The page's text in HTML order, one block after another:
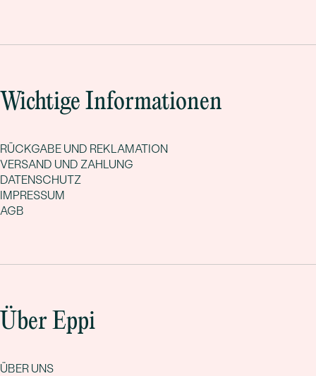
Wichtige Informationen
RÜCKGABE UND REKLAMATION
VERSAND UND ZAHLUNG
DATENSCHUTZ
IMPRESSUM
AGB
Über Eppi
ÜBER UNS